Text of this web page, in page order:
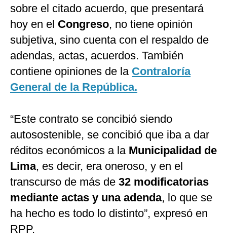
sobre el citado acuerdo, que presentará
hoy en el Congreso, no tiene opinión
subjetiva, sino cuenta con el respaldo de
adendas, actas, acuerdos. También
contiene opiniones de la Contraloría
General de la República.
“Este contrato se concibió siendo
autosostenible, se concibió que iba a dar
réditos económicos a la Municipalidad de
Lima, es decir, era oneroso, y en el
transcurso de más de 32 modificatorias
mediante actas y una adenda, lo que se
ha hecho es todo lo distinto”, expresó en
RPP.